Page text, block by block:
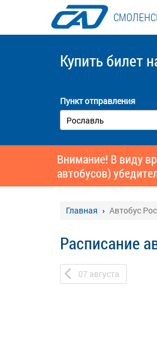
Купить билет
Пункт отправления
Внимание! В виду
автобусов)
Главная Автобус
Расписание
07 августа